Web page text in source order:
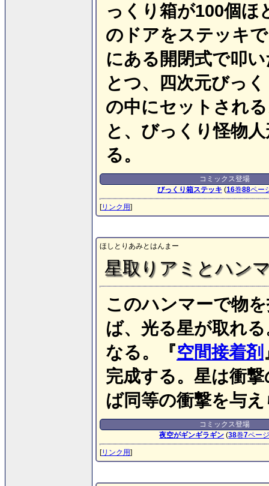
っくり箱が100個ほ
のドアをステッキ
にある開閉式で叩
とつ、四次元びっ
の中にセットされ
と、びっくり怪物
る。
コミックス登場
びっくり箱ステッキ (16巻88ペー
[リンク用]
ほしとりあみとはんまー
星取りアミとハン
このハンマーで物
ば、光る星が取れ
なる。『空間接着剤
完成する。星は衝
ば同等の衝撃を与
コミックス登場
夜空がギンギラギン (38巻7ペー
[リンク用]